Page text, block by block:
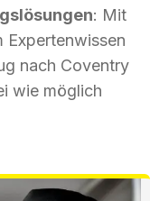
: Mit
Expertenwissen
nach Coventry
wie möglich